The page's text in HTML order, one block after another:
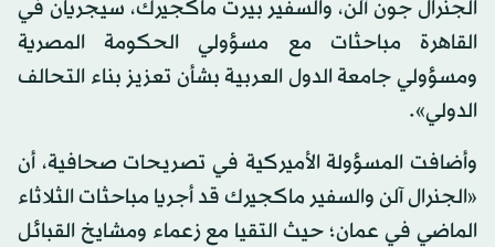
الجنرال جون آلن، والسفير بيرت ماكجيرك، سيجريان في
القاهرة مباحثات مع مسؤولي الحكومة المصرية
ومسؤولي جامعة الدول العربية بشأن تعزيز بناء التحالف
الدولي».
وأضافت المسؤولة الأميركية في تصريحات صحافية، أن
«الجنرال آلن والسفير ماكجيرك قد أجريا مباحثات الثلاثاء
الماضي في عمان؛ حيث التقيا مع زعماء ومشايخ القبائل